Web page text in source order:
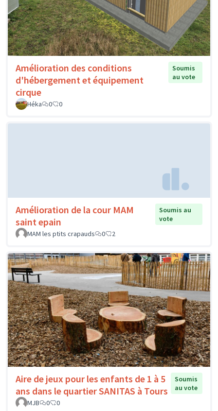
Amélioration des conditions
d'hébergement et équipement
cirque
Soumis
au vote
Héka 0 0
Amélioration de la cour MAM
saint epain
Soumis au
vote
MAM les ptits crapauds
0 2
Aire de jeux pour les enfants de 1 à 5
ans dans le quartier SANITAS à Tours
Soumis
au vote
MJB
0 0